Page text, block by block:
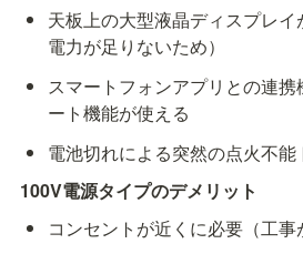
天板上の大型液晶ディスプレ
電力が足りないため）
スマートフォンアプリとの連
ート機能が使える
電池切れによる突然の点火不
100V電源タイプのデメリット
コンセントが近くに必要（工事